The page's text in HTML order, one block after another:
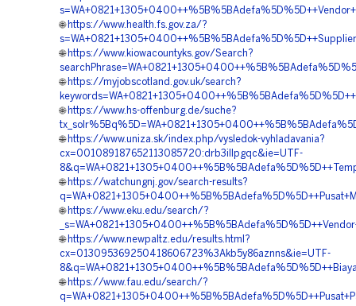
🌐 https://www.health.fs.gov.za/?
🌐 https://www.kiowacountyks.gov/Search?
🌐 https://myjobscotland.gov.uk/search?
🌐 https://www.hs-offenburg.de/suche?
🌐 https://www.uniza.sk/index.php/vysledok-vyhladavania?
cx=001089187652113085720:drb3illpgqc&ie=UTF-
🌐 https://watchungnj.gov/search-results?
🌐 https://www.eku.edu/search/?
🌐 https://www.newpaltz.edu/results.html?
cx=013095369250418606723%3Akb5y86aznns&ie=UTF-
🌐 https://www.fau.edu/search/?